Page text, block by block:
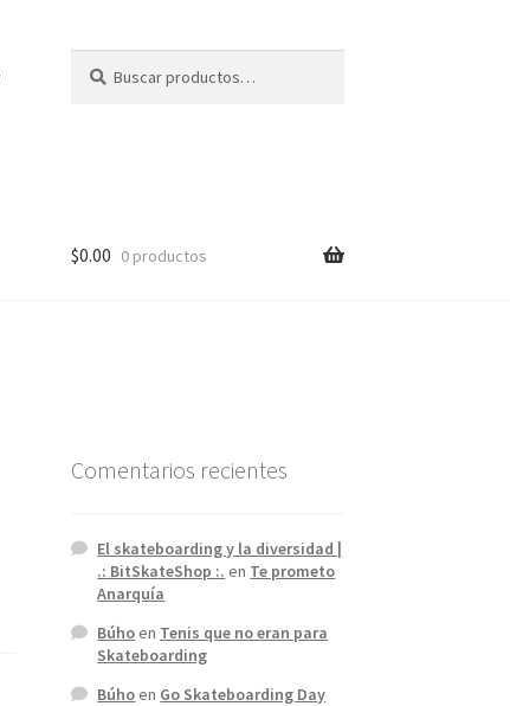
por:
$0.00 0 productos
Comentarios recientes
El skateboarding y la diversidad |
.: BitSkateShop :. en Te prometo
Anarquía
Búhoen Tenis que no eran para
Skateboarding
Búhoen Go Skateboarding Day